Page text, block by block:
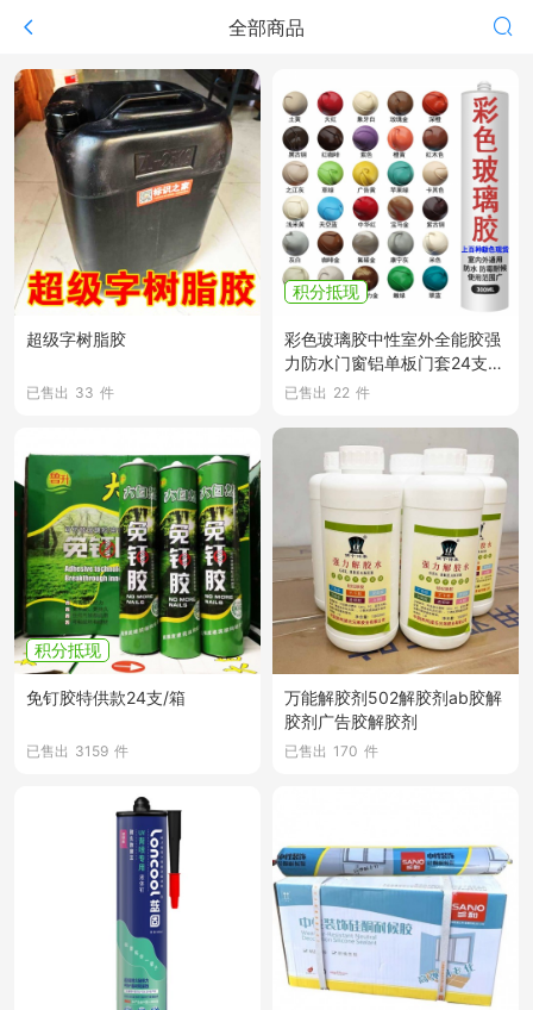
全部商品
超级字树脂胶
已售出 33 件
积分抵现
彩色玻璃胶中性室外全能胶强
力防水门窗铝单板门套24支/
箱
已售出 22 件
积分抵现
免钉胶特供款24支/箱
已售出 3159 件
万能解胶剂502解胶剂ab胶解
胶剂广告胶解胶剂
已售出 170 件